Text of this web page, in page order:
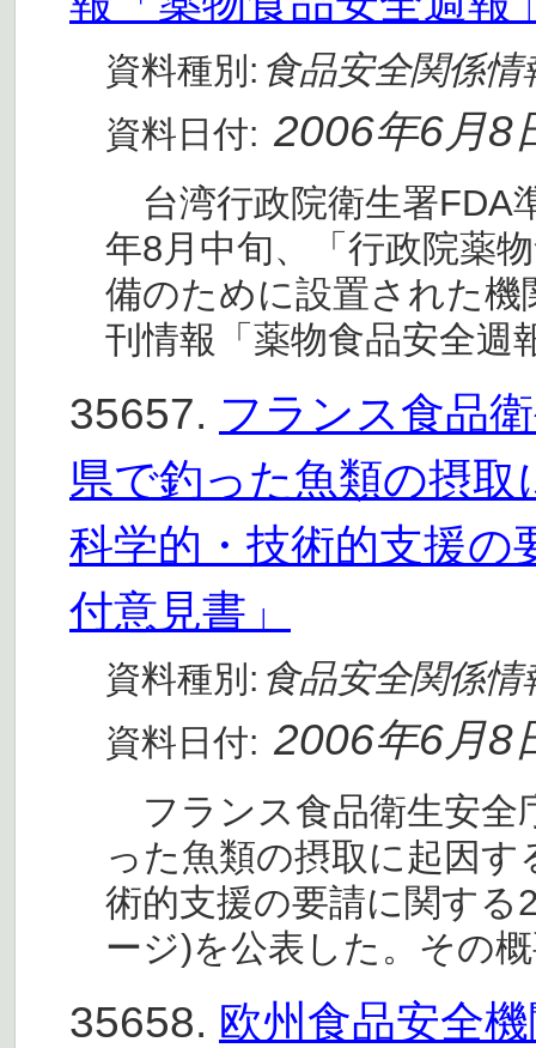
資料種別: 食品安全関係情
資料日付: 2006年6月8
台湾行政院衛生署FDA
年8月中旬、「行政院薬
備のために設置された
刊情報「薬物食品安全週
35657. フランス食品
県で釣った魚類の摂
科学的・技術的支援の
付意見書」
資料種別: 食品安全関係情
資料日付: 2006年6月8
フランス食品衛生安全
った魚類の摂取に起因
術的支援の要請に関する
ージ)を公表した。その
35658. 欧州食品安全